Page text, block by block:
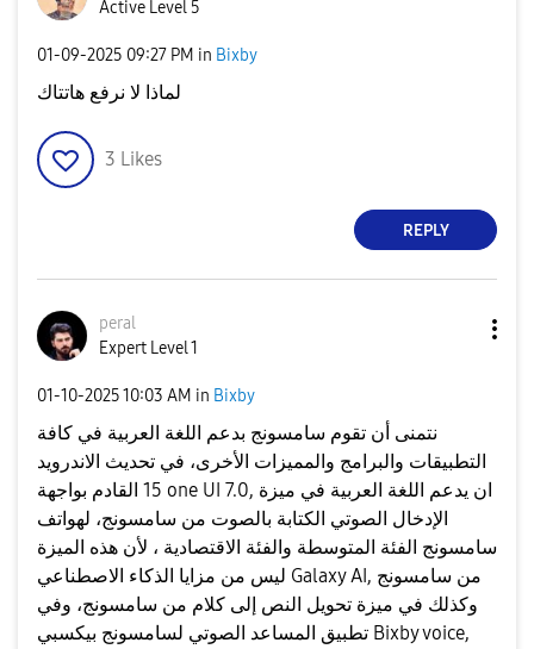
Active Level 5
‎01-09-2025 09:27 PM in Bixby
لماذا لا نرفع هاتتاك
3 Likes
REPLY
peral
Expert Level 1
‎01-10-202510:03 AM in Bixby
نتمنى أن تقوم سامسونج بدعم اللغة العربية في كافة
التطبيقات والبرامج والمميزات الأخرى، في تحديث الاندرويد
15 القادم بواجهة one UI 7.0, ان يدعم اللغة العربية في ميزة
الإدخال الصوتي الكتابة بالصوت من سامسونج، لهواتف
سامسونج الفئة المتوسطة والفئة الاقتصادية ، لأن هذه الميزة
ليس من مزايا الذكاء الاصطناعي Galaxy AI, من سامسونج
وكذلك في ميزة تحويل النص إلى كلام من سامسونج، وفي
تطبيق المساعد الصوتي لسامسونج بيكسبي Bixby voice,